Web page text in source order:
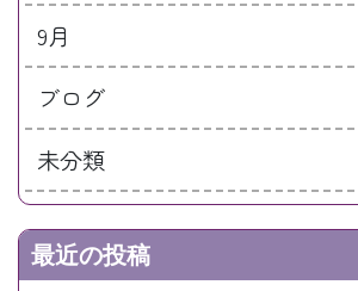
9月
ブログ
未分類
最近の投稿